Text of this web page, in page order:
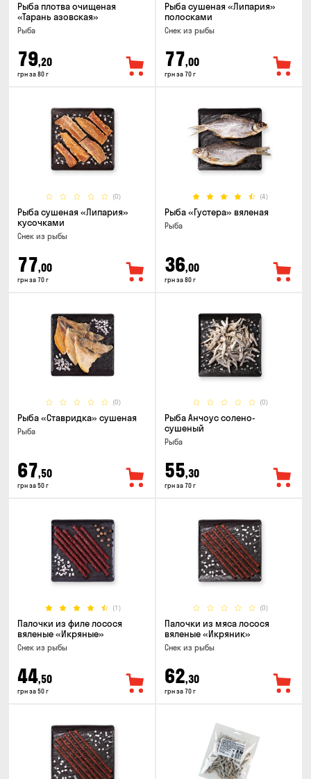
Рыба плотва очищеная
«Тарань азовская»
Рыба
79,20
грн за 80 г
Рыба сушеная «Липария»
полосками
Снек из рыбы
77,00
грн за 70 г
(0)
Рыба сушеная «Липария»
кусочками
Снек из рыбы
77,00
грн за 70 г
(4)
Рыба «Густера» вяленая
Рыба
36,00
грн за 80 г
(0)
Рыба «Ставридка» сушеная
Рыба
67,50
грн за 50 г
(0)
Рыба Анчоус солено-
сушеный
Рыба
55,30
грн за 70 г
(1)
Палочки из филе лосося
вяленые «Икряные»
Снек из рыбы
44,50
грн за 50 г
(0)
Палочки из мяса лосося
вяленые «Икряник»
Снек из рыбы
62,30
грн за 70 г